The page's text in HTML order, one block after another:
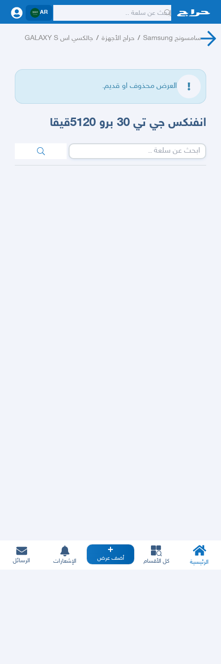
AR
سامسونج Samsung / حراج الأجهزة / جالكسي اس GALAXY S
العرض محذوف او قديم.
انفنكس جي تي 30 برو 5120قيقا
الرئيسية كل الأقسام أضف عرض الإشعارات الرسائل